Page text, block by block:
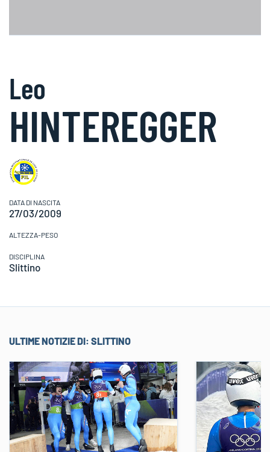
Leo
HINTEREGGER
DATA DI NASCITA
27/03/2009
ALTEZZA-PESO
DISCIPLINA
Slittino
ULTIME NOTIZIE DI: SLITTINO